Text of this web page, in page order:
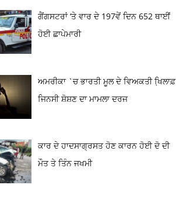
ਗੈਂਗਸਟਰਾਂ ‘ਤੇ ਵਾਰ ਦੇ 197ਵੇਂ ਦਿਨ 652 ਥਾਈਂ
ਹੋਈ ਛਾਪੇਮਾਰੀ
ਅਮਰੀਕਾ `ਚ ਭਾਰਤੀ ਮੂਲ ਦੇ ਵਿਅਕਤੀ ਖਿ਼ਲਾਫ਼
ਜਿਨਸੀ ਸ਼ੋਸ਼ਣ ਦਾ ਮਾਮਲਾ ਦਰਜ
ਕਾਰ ਦੇ ਹਾਦਸਾਗ੍ਰਸਤ ਹੋਣ ਕਾਰਨ ਹੋਈ ਦੋ ਦੀ
ਮੌਤ ਤੇ ਤਿੰਨ ਜਖਮੀ